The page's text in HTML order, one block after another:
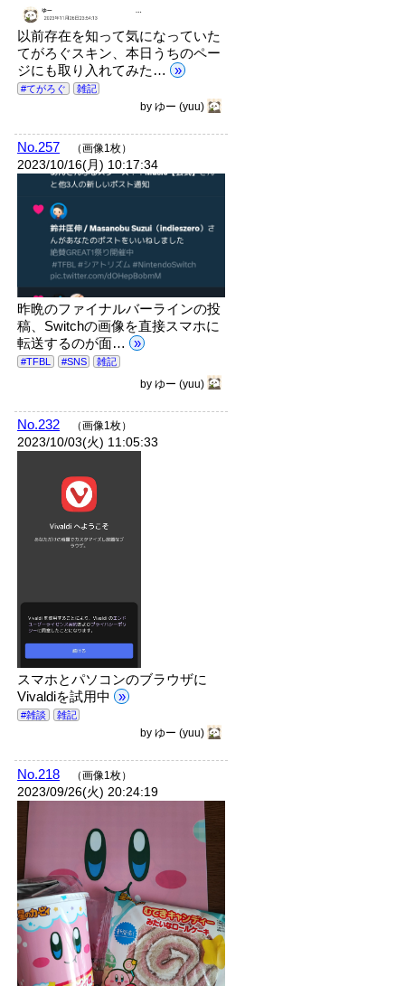
以前存在を知って気になっていた
てがろぐスキン、本日うちのペー
ジにも取り入れてみた… »
#てがろぐ 雑記
byゆー(yuu)
No.257 （画像1枚）
2023/10/16(月) 10:17:34
昨晩のファイナルバーラインの投
稿、Switchの画像を直接スマホに
転送するのが面… »
#TFBL #SNS 雑記
byゆー(yuu)
No.232 （画像1枚）
2023/10/03(火) 11:05:33
スマホとパソコンのブラウザに
Vivaldiを試用中 »
#雑談 雑記
byゆー(yuu)
No.218 （画像1枚）
2023/09/26(火) 20:24:19